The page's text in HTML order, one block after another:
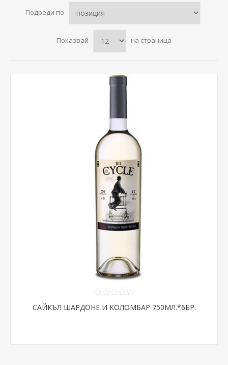
Подреди по
Показвай на страница
САЙКЪЛ ШАРДОНЕ И КОЛОМБАР 750МЛ.*6БР.